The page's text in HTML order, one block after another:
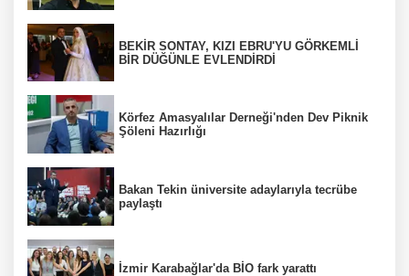
BEKİR SONTAY, KIZI EBRU'YU GÖRKEMLİ
BİR DÜĞÜNLE EVLENDİRDİ
Körfez Amasyalılar Derneği'nden Dev Piknik
Şöleni Hazırlığı
Bakan Tekin üniversite adaylarıyla tecrübe
paylaştı
İzmir Karabağlar'da BİO fark yarattı